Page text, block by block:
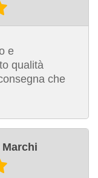
e
qualità
che